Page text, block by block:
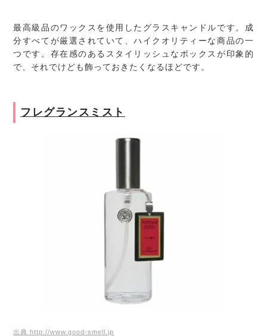
最高級品のワックスを使用したグラスキャンドルです。成
分すべてが厳選されていて、ハイクオリティーな商品の一
つです。存在感のあるスタイリッシュなボックスが印象的
で、それでけども飾っておきたくなるほどです。
フレグランスミスト
出典 http://www.good-smell.jp